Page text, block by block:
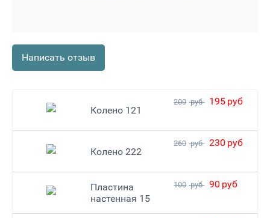
Написать отзыв
Колено 121
200 руб 195 руб
Колено 222
260 руб 230 руб
Пластина
настенная 15
100 руб 90 руб